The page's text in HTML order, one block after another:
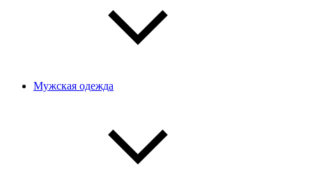
Мужская одежда